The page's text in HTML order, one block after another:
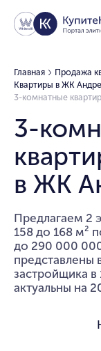
Главная
Продажа
Квартиры в ЖК
3-комнатные
3-
в ЖК
Предлагаем 2
158 до 168 м²
до 290 000
представлены
застройщика
актуальны на